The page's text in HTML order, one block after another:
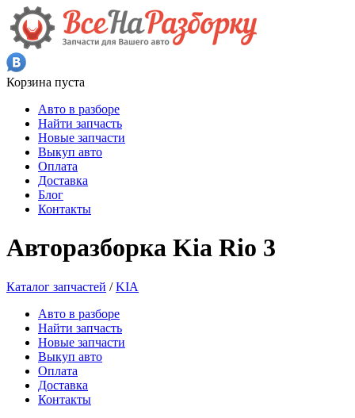
Корзина пуста
Авто в разборе
Найти запчасть
Новые запчасти
Выкуп авто
Оплата
Доставка
Блог
Контакты
Авторазборка Kia Rio 3
Каталог запчастей /KIA
Авто в разборе
Найти запчасть
Новые запчасти
Выкуп авто
Оплата
Доставка
Контакты